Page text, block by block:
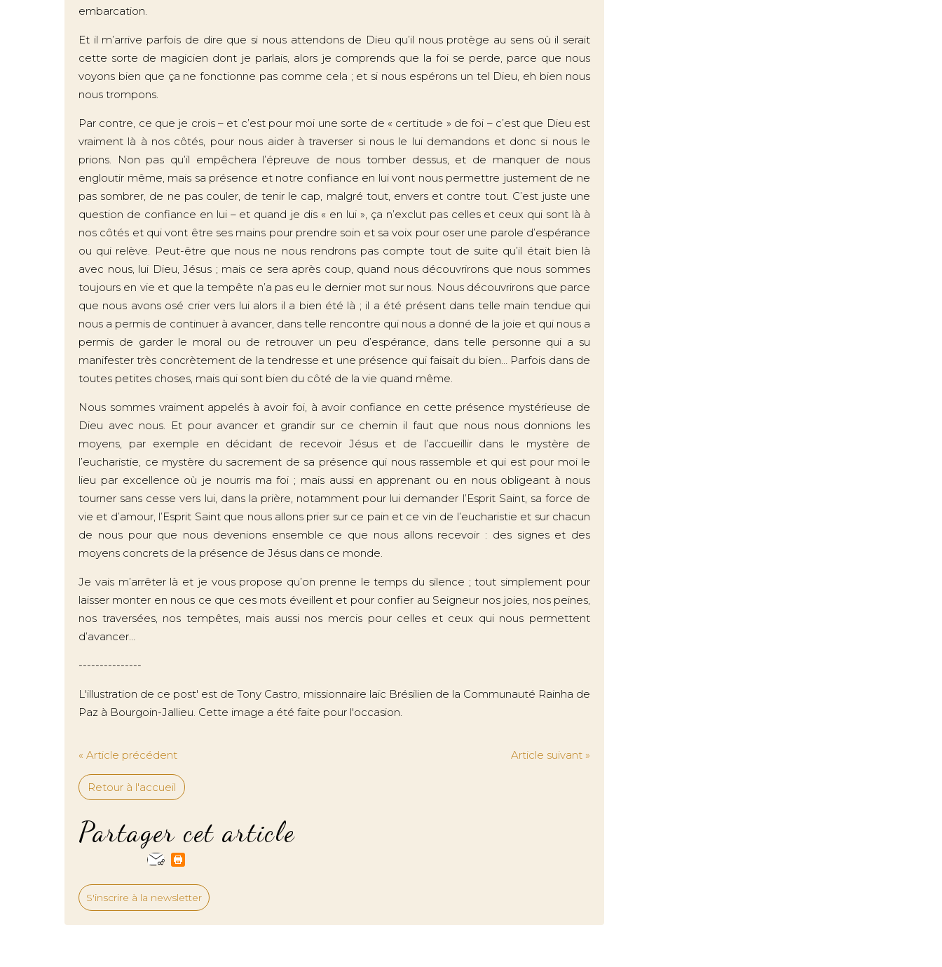
embarcation.
Et il m’arrive parfois de dire que si nous attendons de Dieu qu’il nous protège au sens où il serait
cette sorte de magicien dont je parlais, alors je comprends que la foi se perde, parce que nous
voyons bien que ça ne fonctionne pas comme cela ; et si nous espérons un tel Dieu, eh bien nous
nous trompons.
Par contre, ce que je crois – et c’est pour moi une sorte de « certitude » de foi – c’est que Dieu est
vraiment là à nos côtés, pour nous aider à traverser si nous le lui demandons et donc si nous le
prions. Non pas qu’il empêchera l’épreuve de nous tomber dessus, et de manquer de nous
engloutir même, mais sa présence et notre confiance en lui vont nous permettre justement de ne
pas sombrer, de ne pas couler, de tenir le cap, malgré tout, envers et contre tout. C’est juste une
question de confiance en lui – et quand je dis « en lui », ça n’exclut pas celles et ceux qui sont là à
nos côtés et qui vont être ses mains pour prendre soin et sa voix pour oser une parole d’espérance
ou qui relève. Peut-être que nous ne nous rendrons pas compte tout de suite qu’il était bien là
avec nous, lui Dieu, Jésus ; mais ce sera après coup, quand nous découvrirons que nous sommes
toujours en vie et que la tempête n’a pas eu le dernier mot sur nous. Nous découvrirons que parce
que nous avons osé crier vers lui alors il a bien été là ; il a été présent dans telle main tendue qui
nous a permis de continuer à avancer, dans telle rencontre qui nous a donné de la joie et qui nous a
permis de garder le moral ou de retrouver un peu d’espérance, dans telle personne qui a su
manifester très concrètement de la tendresse et une présence qui faisait du bien… Parfois dans de
toutes petites choses, mais qui sont bien du côté de la vie quand même.
Nous sommes vraiment appelés à avoir foi, à avoir confiance en cette présence mystérieuse de
Dieu avec nous. Et pour avancer et grandir sur ce chemin il faut que nous nous donnions les
moyens, par exemple en décidant de recevoir Jésus et de l’accueillir dans le mystère de
l’eucharistie, ce mystère du sacrement de sa présence qui nous rassemble et qui est pour moi le
lieu par excellence où je nourris ma foi ; mais aussi en apprenant ou en nous obligeant à nous
tourner sans cesse vers lui, dans la prière, notamment pour lui demander l’Esprit Saint, sa force de
vie et d’amour, l’Esprit Saint que nous allons prier sur ce pain et ce vin de l’eucharistie et sur chacun
de nous pour que nous devenions ensemble ce que nous allons recevoir : des signes et des
moyens concrets de la présence de Jésus dans ce monde.
Je vais m’arrêter là et je vous propose qu’on prenne le temps du silence ; tout simplement pour
laisser monter en nous ce que ces mots éveillent et pour confier au Seigneur nos joies, nos peines,
nos traversées, nos tempêtes, mais aussi nos mercis pour celles et ceux qui nous permettent
d’avancer…
---------------
L'illustration de ce post' est de Tony Castro, missionnaire laïc Brésilien de la Communauté Rainha de
Paz à Bourgoin-Jallieu. Cette image a été faite pour l'occasion.
« Article précédent Article suivant »
Retour à l'accueil
Partager cet article
S'inscrire à la newsletter